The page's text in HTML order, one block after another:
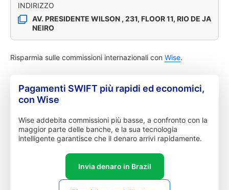
INDIRIZZO
AV. PRESIDENTE WILSON , 231, FLOOR 11, RIO DE JA
NEIRO
Risparmia sulle commissioni internazionali con Wise.
Pagamenti SWIFT più rapidi ed economici,
con Wise
Wise addebita commissioni più basse, a confronto con la
maggior parte delle banche, e la sua tecnologia
intelligente garantisce che il denaro arrivi rapidamente.
Invia denaro in Brazil